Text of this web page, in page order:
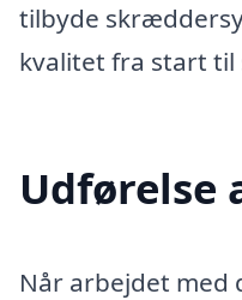
tilbyde
kvalitet fra start til
Udførelse
Når arbejdet med